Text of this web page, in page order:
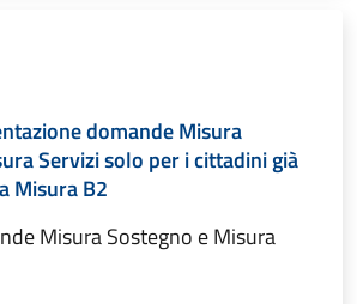
domande Misura
Servizi solo per i cittadini già
Misura B2
Misura Sostegno e Misura